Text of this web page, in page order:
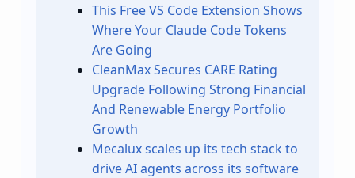
This Free VS Code Extension Shows
Where Your Claude Code Tokens
Are Going
CleanMax Secures CARE Rating
Upgrade Following Strong Financial
And Renewable Energy Portfolio
Growth
Mecalux scales up its tech stack to
drive AI agents across its software